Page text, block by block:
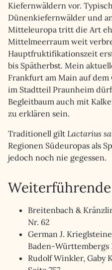
Kiefernwäldern vor.
Dünenkiefernwälder und
Mitteleuropa tritt die Art
Mittelmeerraum weit
Hauptfruktifikationszeit
bis Spätherbst. Mein
Frankfurt am Main auf
im Stadtteil Praunheim
Begleitbaum auch mit
zu erklären sein.
Traditionell gilt Lactarius
Regionen Südeuropas als
jedoch noch nie gegessen.
Breitenbach &
Nr. 62
German J.
Baden-Württembergs
Rudolf Winkler, Gaby